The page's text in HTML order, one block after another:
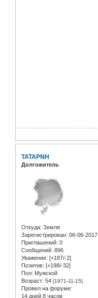
TATAPNH
Долгожитель
Откуда: Земля
Зарегистрирован: 06-06-2017
Приглашений: 0
Сообщений: 896
Уважение: [+187/-2]
Позитив: [+198/-32]
Пол: Мужской
Возраст: 54 [1971-11-15]
Провел на форуме:
14 дней 8 часов